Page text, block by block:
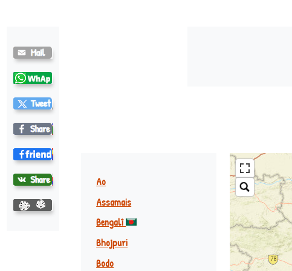
Ao
Assamais
Bengalî
Bhojpuri
Bodo